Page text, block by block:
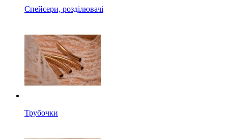
Спейсери, розділювачі
Трубочки